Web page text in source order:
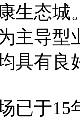
生态城
主导型
具有良
于15